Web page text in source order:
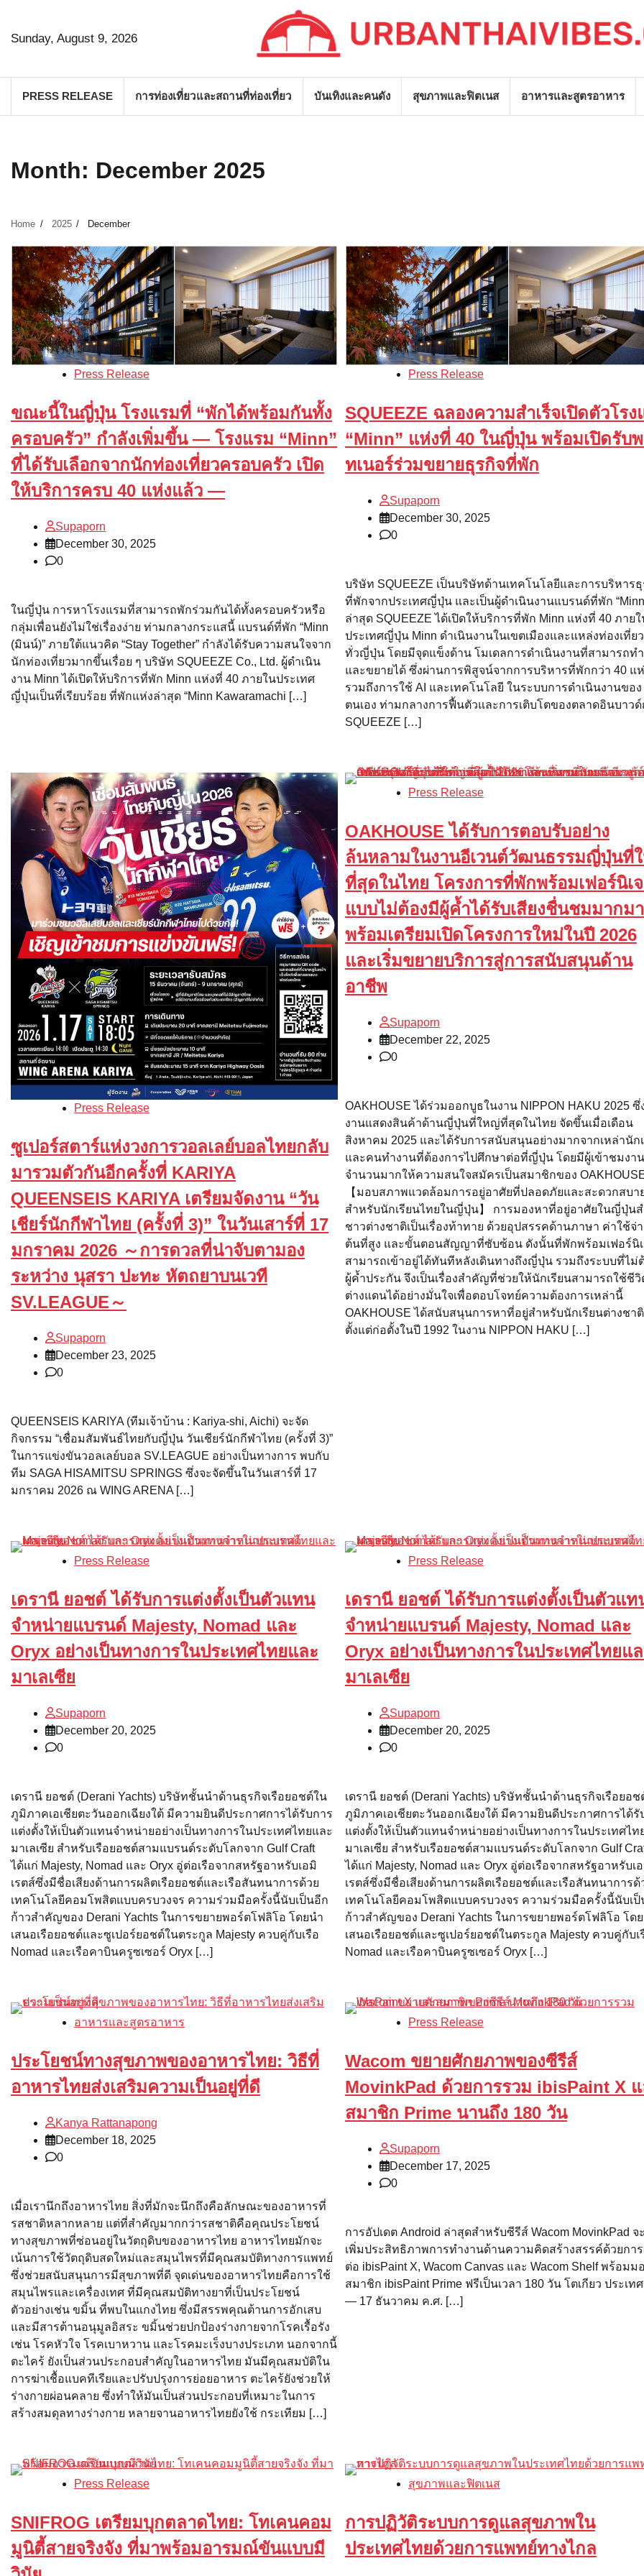
content
Sunday, August 9, 2026
PRESS RELEASE การท่องเที่ยวและสถานที่ท่องเที่ยว บันเทิงและคนดัง สุขภาพและฟิตเนส อาหารและสูตรอาหาร
Month: December 2025
Home 2025 December
Press Release
ขณะนี้ในญี่ปุ่น โรงแรมที่ “พักได้พร้อมกันทั้ง
ครอบครัว” กำลังเพิ่มขึ้น — โรงแรม “Minn”
ที่ได้รับเลือกจากนักท่องเที่ยวครอบครัว เปิด
ให้บริการครบ 40 แห่งแล้ว —
Supaporn
December 30, 2025
0
ในญี่ปุ่น การหาโรงแรมที่สามารถพักร่วมกันได้ทั้งครอบครัวหรือ
กลุ่มเพื่อนยังไม่ใช่เรื่องง่าย ท่ามกลางกระแสนี้ แบรนด์ที่พัก “Minn
(มินน์)” ภายใต้แนวคิด “Stay Together” กำลังได้รับความสนใจจาก
นักท่องเที่ยวมากขึ้นเรื่อย ๆ บริษัท SQUEEZE Co., Ltd. ผู้ดำเนิน
งาน Minn ได้เปิดให้บริการที่พัก Minn แห่งที่ 40 ภายในประเทศ
ญี่ปุ่นเป็นที่เรียบร้อย ที่พักแห่งล่าสุด “Minn Kawaramachi […]
Press Release
SQUEEZE ฉลองความสำเร็จเปิดตัวโรง
“Minn” แห่งที่ 40 ในญี่ปุ่น พร้อมเปิดรับ
ทเนอร์ร่วมขยายธุรกิจที่พัก
Supaporn
December 30, 2025
0
บริษัท SQUEEZE เป็นบริษัทด้านเทคโนโลยีและการบริหารธุ
ที่พักจากประเทศญี่ปุ่น และเป็นผู้ดำเนินงานแบรนด์ที่พัก
ล่าสุด SQUEEZE ได้เปิดให้บริการที่พัก Minn แห่งที่ 40 ภาย
ประเทศญี่ปุ่น Minn ดำเนินงานในเขตเมืองและแหล่งท่องเที่ย
ทั่วญี่ปุ่น โดยมีจุดแข็งด้าน โมเดลการดำเนินงานที่สามารถท
และขยายได้ ซึ่งผ่านการพิสูจน์จากการบริหารที่พักกว่า 40 แ
รวมถึงการใช้ AI และเทคโนโลยี ในระบบการดำเนินงานของ
ตนเอง ท่ามกลางการฟื้นตัวและการเติบโตของตลาดอินบาว
SQUEEZE […]
Press Release
ซูเปอร์สตาร์แห่งวงการวอลเลย์บอลไทยกลับ
มารวมตัวกันอีกครั้งที่ KARIYA
QUEENSEIS KARIYA เตรียมจัดงาน “วัน
เชียร์นักกีฬาไทย (ครั้งที่ 3)” ในวันเสาร์ที่ 17
มกราคม 2026 ～การดวลที่น่าจับตามอง
ระหว่าง นุสรา ปะทะ หัตถยาบนเวที
SV.LEAGUE～
Supaporn
December 23, 2025
0
QUEENSEIS KARIYA (ทีมเจ้าบ้าน : Kariya-shi, Aichi) จะจัด
กิจกรรม “เชื่อมสัมพันธ์ไทยกับญี่ปุ่น วันเชียร์นักกีฬาไทย (ครั้งที่ 3)”
ในการแข่งขันวอลเลย์บอล SV.LEAGUE อย่างเป็นทางการ พบกับ
ทีม SAGA HISAMITSU SPRINGS ซึ่งจะจัดขึ้นในวันเสาร์ที่ 17
มกราคม 2026 ณ WING ARENA […]
Press Release
OAKHOUSE ได้รับการตอบรับอย่าง
ล้นหลามในงานอีเวนต์วัฒนธรรมญี่ปุ่นที่
ที่สุดในไทย โครงการที่พักพร้อมเฟอร์นิเ
แบบไม่ต้องมีผู้ค้ำได้รับเสียงชื่นชมมากม
พร้อมเตรียมเปิดโครงการใหม่ในปี 2026
และเริ่มขยายบริการสู่การสนับสนุนด้าน
อาชีพ
Supaporn
December 22, 2025
0
OAKHOUSE ได้ร่วมออกบูธในงาน NIPPON HAKU 2025 ซึ่
งานแสดงสินค้าด้านญี่ปุ่นที่ใหญ่ที่สุดในไทย จัดขึ้นเมื่อเดือน
สิงหาคม 2025 และได้รับการสนับสนุนอย่างมากจากเหล่านัก
และคนทำงานที่ต้องการไปศึกษาต่อที่ญี่ปุ่น โดยมีผู้เข้าชมงาน
จำนวนมากให้ความสนใจสมัครเป็นสมาชิกของ
【มอบสภาพแวดล้อมการอยู่อาศัยที่ปลอดภัยและสะดวกสบา
สำหรับนักเรียนไทยในญี่ปุ่น】 การมองหาที่อยู่อาศัยในญี่ปุ่น
ชาวต่างชาติเป็นเรื่องท้าทาย ด้วยอุปสรรคด้านภาษา ค่าใช้จ่า
ต้นที่สูง และขั้นตอนสัญญาที่ซับซ้อน ดังนั้นที่พักพร้อมเฟอร์นิ
สามารถเข้าอยู่ได้ทันทีหลังเดินทางถึงญี่ปุ่น รวมถึงระบบที่ไม่
ผู้ค้ำประกัน จึงเป็นเรื่องสำคัญที่ช่วยให้นักเรียนสามารถใช้ชีวิ
ต่างแดนได้อย่างมั่นใจเพื่อตอบโจทย์ความต้องการเหล่านี้
OAKHOUSE ได้สนับสนุนการหาที่อยู่สำหรับนักเรียนต่างชา
ตั้งแต่ก่อตั้งในปี 1992 ในงาน NIPPON HAKU […]
Press Release
เดรานี ยอชต์ ได้รับการแต่งตั้งเป็นตัวแทน
จำหน่ายแบรนด์ Majesty, Nomad และ
Oryx อย่างเป็นทางการในประเทศไทยและ
มาเลเซีย
Supaporn
December 20, 2025
0
เดรานี ยอชต์ (Derani Yachts) บริษัทชั้นนำด้านธุรกิจเรือยอชต์ใน
ภูมิภาคเอเชียตะวันออกเฉียงใต้ มีความยินดีประกาศการได้รับการ
แต่งตั้งให้เป็นตัวแทนจำหน่ายอย่างเป็นทางการในประเทศไทยและ
มาเลเซีย สำหรับเรือยอชต์สามแบรนด์ระดับโลกจาก Gulf Craft
ได้แก่ Majesty, Nomad และ Oryx อู่ต่อเรือจากสหรัฐอาหรับเอมิ
เรตส์ซึ่งมีชื่อเสียงด้านการผลิตเรือยอชต์และเรือสันทนาการด้วย
เทคโนโลยีคอมโพสิตแบบครบวงจร ความร่วมมือครั้งนี้นับเป็นอีก
ก้าวสำคัญของ Derani Yachts ในการขยายพอร์ตโฟลิโอ โดยนำ
เสนอเรือยอชต์และซูเปอร์ยอชต์ในตระกูล Majesty ควบคู่กับเรือ
Nomad และเรือคาบินครูซเซอร์ Oryx […]
Press Release
เดรานี ยอชต์ ได้รับการแต่งตั้งเป็นตัวแท
จำหน่ายแบรนด์ Majesty, Nomad และ
Oryx อย่างเป็นทางการในประเทศไทยแ
มาเลเซีย
Supaporn
December 20, 2025
0
เดรานี ยอชต์ (Derani Yachts) บริษัทชั้นนำด้านธุรกิจเรือยอช
ภูมิภาคเอเชียตะวันออกเฉียงใต้ มีความยินดีประกาศการได้รั
แต่งตั้งให้เป็นตัวแทนจำหน่ายอย่างเป็นทางการในประเทศไท
มาเลเซีย สำหรับเรือยอชต์สามแบรนด์ระดับโลกจาก Gulf
ได้แก่ Majesty, Nomad และ Oryx อู่ต่อเรือจากสหรัฐอาหรับเ
เรตส์ซึ่งมีชื่อเสียงด้านการผลิตเรือยอชต์และเรือสันทนาการด้
เทคโนโลยีคอมโพสิตแบบครบวงจร ความร่วมมือครั้งนี้นับเป็
ก้าวสำคัญของ Derani Yachts ในการขยายพอร์ตโฟลิโอ โด
เสนอเรือยอชต์และซูเปอร์ยอชต์ในตระกูล Majesty ควบคู่กับเ
Nomad และเรือคาบินครูซเซอร์ Oryx […]
อาหารและสูตรอาหาร
ประโยชน์ทางสุขภาพของอาหารไทย: วิธีที่
อาหารไทยส่งเสริมความเป็นอยู่ที่ดี
Kanya Rattanapong
December 18, 2025
0
เมื่อเรานึกถึงอาหารไทย สิ่งที่มักจะนึกถึงคือลักษณะของอาหารที่
รสชาติหลากหลาย แต่ที่สำคัญมากกว่ารสชาติคือคุณประโยชน์
ทางสุขภาพที่ซ่อนอยู่ในวัตถุดิบของอาหารไทย อาหารไทยมักจะ
เน้นการใช้วัตถุดิบสดใหม่และสมุนไพรที่มีคุณสมบัติทางการแพทย์
ซึ่งช่วยสนับสนุนการมีสุขภาพที่ดี จุดเด่นของอาหารไทยคือการใช้
สมุนไพรและเครื่องเทศ ที่มีคุณสมบัติทางยาที่เป็นประโยชน์
ตัวอย่างเช่น ขมิ้น ที่พบในแกงไทย ซึ่งมีสรรพคุณต้านการอักเสบ
และมีสารต้านอนุมูลอิสระ ขมิ้นช่วยปกป้องร่างกายจากโรคเรื้อรัง
เช่น โรคหัวใจ โรคเบาหวาน และโรคมะเร็งบางประเภท นอกจากนี้
ตะไคร้ ยังเป็นส่วนประกอบสำคัญในอาหารไทย มันมีคุณสมบัติใน
การฆ่าเชื้อแบคทีเรียและปรับปรุงการย่อยอาหาร ตะไคร้ยังช่วยให้
ร่างกายผ่อนคลาย ซึ่งทำให้มันเป็นส่วนประกอบที่เหมาะในการ
สร้างสมดุลทางร่างกาย หลายจานอาหารไทยยังใช้ กระเทียม […]
Press Release
Wacom ขยายศักยภาพของซีรีส์
MovinkPad ด้วยการรวม ibisPaint X
สมาชิก Prime นานถึง 180 วัน
Supaporn
December 17, 2025
0
การอัปเดต Android ล่าสุดสำหรับซีรีส์ Wacom MovinkPad จ
เพิ่มประสิทธิภาพการทำงานด้านความคิดสร้างสรรค์ด้วยการ
ต่อ ibisPaint X, Wacom Canvas และ Wacom Shelf พร้อมม
สมาชิก ibisPaint Prime ฟรีเป็นเวลา 180 วัน โตเกียว ประเ
— 17 ธันวาคม ค.ศ. […]
Press Release
SNIFROG เตรียมบุกตลาดไทย: โทเคนคอม
มูนิตี้สายจริงจัง ที่มาพร้อมอารมณ์ขันแบบมี
สุขภาพและฟิตเนส
การปฏิวัติระบบการดูแลสุขภาพใน
ประเทศไทยด้วยการแพทย์ทางไกล